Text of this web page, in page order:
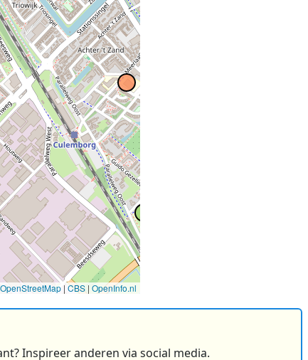
OpenStreetMap | CBS | OpenInfo.nl
Inspireer anderen via social media.